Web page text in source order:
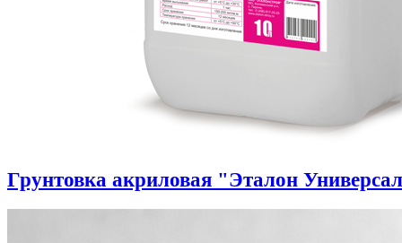
Грунтовка акриловая "Эталон